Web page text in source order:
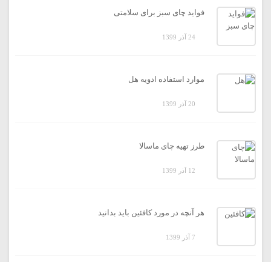
فواید چای سبز برای سلامتی
24 آذر 1399
موارد استفاده ادویه هل
20 آذر 1399
طرز تهیه چای ماسالا
12 آذر 1399
هر آنچه در مورد کافئین باید بدانید
7 آذر 1399